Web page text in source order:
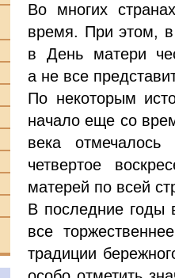
Во многих
время. При этом, в
в День матери
а не все
По некоторым
начало еще со
века отмечалось
четвертое
матерей по всей
В последние годы
все
традиции